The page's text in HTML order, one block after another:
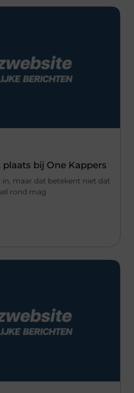
bij One Kappers
in, maar dat betekent niet dat
rond mag